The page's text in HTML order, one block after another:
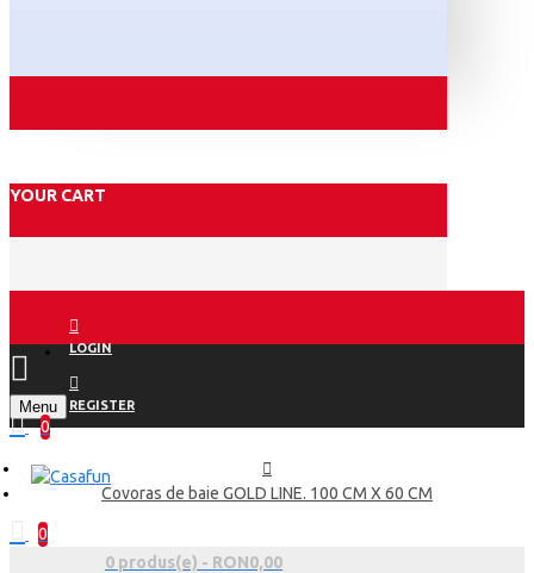
YOUR CART
LOGIN
REGISTER
Menu
0
0
0 produs(e) - RON0,00
Covoras de baie GOLD LINE. 100 CM X 60 CM